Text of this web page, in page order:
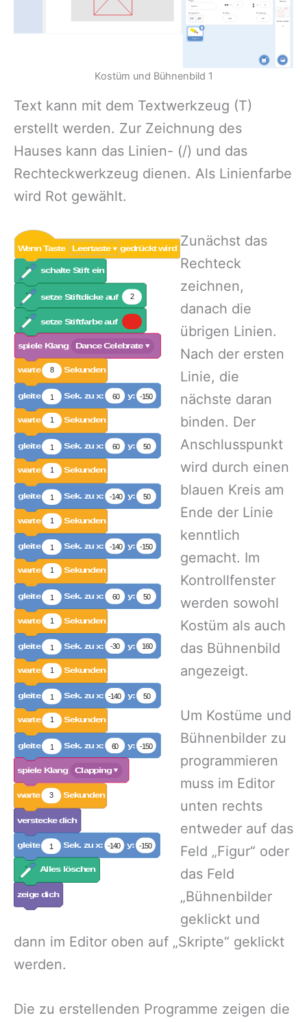
Kostüm und Bühnenbild 1
Text kann mit dem Textwerkzeug (T)
erstellt werden. Zur Zeichnung des
Hauses kann das Linien- (/) und das
Rechteckwerkzeug dienen. Als Linienfarbe
wird Rot gewählt.
Zunächst das
Rechteck
zeichnen,
danach die
übrigen Linien.
Nach der ersten
Linie, die
nächste daran
binden. Der
Anschlusspunkt
wird durch einen
blauen Kreis am
Ende der Linie
kenntlich
gemacht. Im
Kontrollfenster
werden sowohl
Kostüm als auch
das Bühnenbild
angezeigt.
Um Kostüme und
Bühnenbilder zu
programmieren
muss im Editor
unten rechts
entweder auf das
Feld „Figur“ oder
das Feld
„Bühnenbilder
geklickt und
dann im Editor oben auf „Skripte“ geklickt
werden.
Die zu erstellenden Programme zeigen die